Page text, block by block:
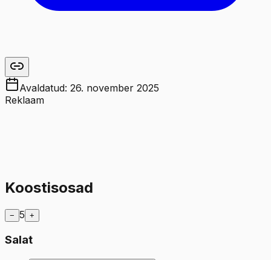
Avaldatud: 26. november 2025
Reklaam
Koostisosad
− 5 +
Salat